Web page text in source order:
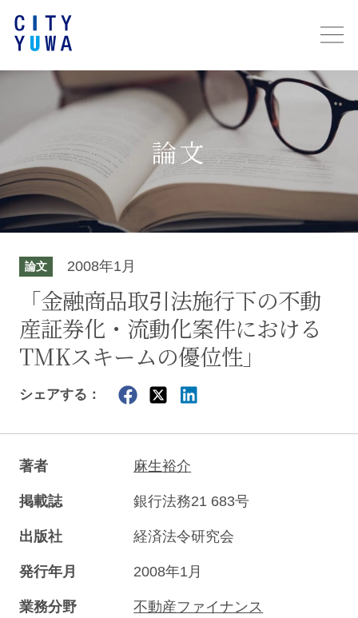
論文
論文 2008年1月
「金融商品取引法施行下の不動
産証券化・流動化案件における
TMKスキームの優位性」
シェアする：
著者 麻生裕介
掲載誌 銀行法務21 683号
出版社 経済法令研究会
発行年月 2008年1月
業務分野 不動産ファイナンス